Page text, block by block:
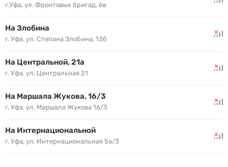
г.Уфа, ул. Фронтовых бригад, 6в
На Злобина
г. Уфа, ул. Степана Злобина, 13б
На Центральной, 21а
г. Уфа, ул. Центральная 21
На Маршала Жукова, 16/3
г. Уфа, ул. Маршала Жукова 16/3
На Интернациональной
г. Уфа, ул. Интернациональная 5а/3